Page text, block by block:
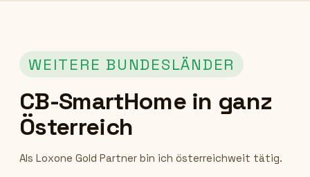
WEITERE BUNDESLÄNDER
CB-SmartHome in ganz
Österreich
Als Loxone Gold Partner bin ich österreichweit tätig.